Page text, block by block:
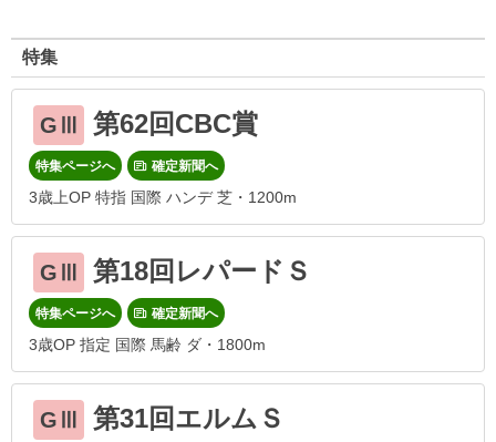
特集
GⅢ 第62回CBC賞
特集ページへ 確定新聞へ
3歳上OP 特指 国際 ハンデ 芝・1200m
GⅢ 第18回レパードＳ
特集ページへ 確定新聞へ
3歳OP 指定 国際 馬齢 ダ・1800m
GⅢ 第31回エルムＳ